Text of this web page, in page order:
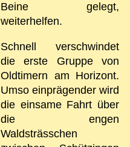
Beine gelegt,
weiterhelfen.
Schnell verschwindet
die erste Gruppe von
Oldtimern am Horizont.
Umso einprägender wird
die einsame Fahrt über
die engen
Waldsträsschen